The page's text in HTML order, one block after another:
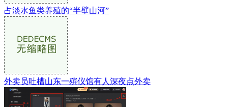
占淡水鱼类养殖的“半壁山河”
外卖员吐槽山东一殡仪馆有人深夜点外卖